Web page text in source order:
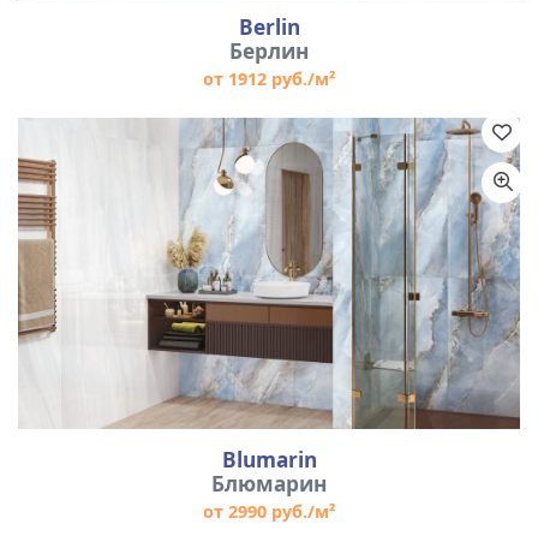
Berlin
Берлин
от 1912 руб./м²
Blumarin
Блюмарин
от 2990 руб./м²